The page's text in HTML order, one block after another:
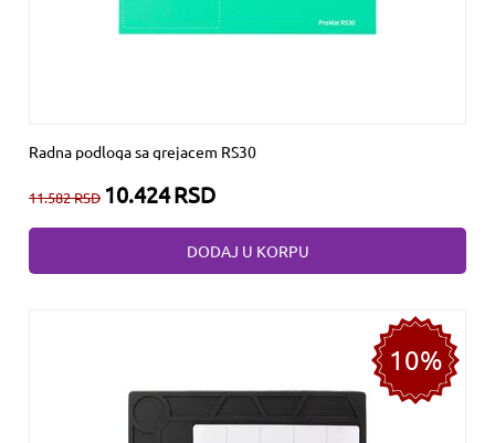
Radna podloga sa grejacem RS30
11.582RSD 10.424RSD
DODAJ U KORPU
10%